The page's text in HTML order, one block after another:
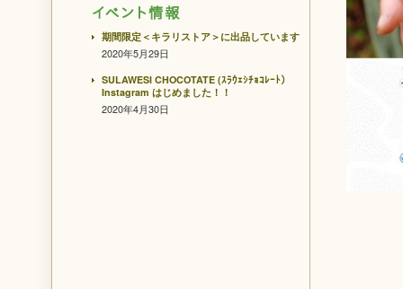
期間限定＜キラリストア＞に出品しています
2020年5月29日
SULAWESI CHOCOTATE (ｽﾗｳｪｼﾁｮｺﾚｰﾄ）
Instagram はじめました！！
2020年4月30日